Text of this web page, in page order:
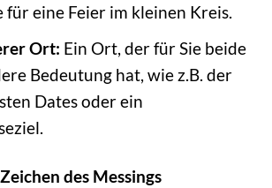
für eine Feier im kleinen Kreis.
Ort: Ein Ort, der für Sie beide
Bedeutung hat, wie z.B. der
Dates oder ein
des Messings